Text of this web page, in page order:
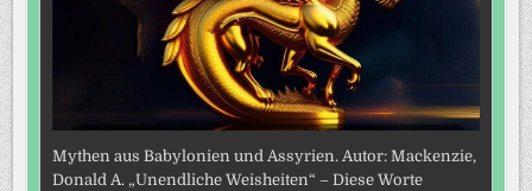
Mythen aus Babylonien und Assyrien. Autor: Mackenzie,
Donald A. „Unendliche Weisheiten“ – Diese Worte